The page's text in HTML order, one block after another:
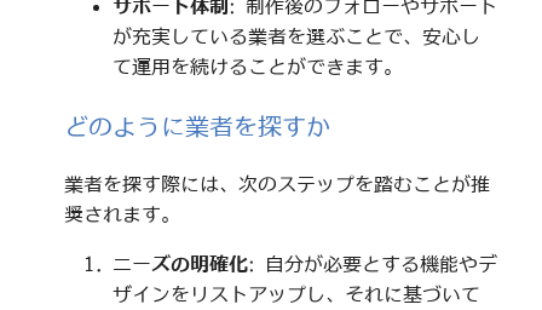
サポート体制 : 制作後のフォローやサポート
が充実している業者を選ぶことで、安心し
て運用を続けることができます。
どのように業者を探すか
業者を探す際には、次のステップを踏むことが推
奨されます。
ニーズの明確化: 自分が必要とする機能やデ
ザインをリストアップし、それに基づいて